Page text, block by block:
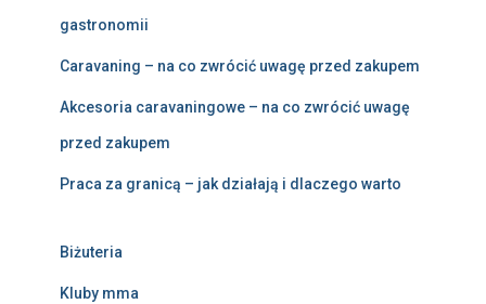
gastronomii
Caravaning – na co zwrócić uwagę przed zakupem
Akcesoria caravaningowe – na co zwrócić uwagę
przed zakupem
Praca za granicą – jak działają i dlaczego warto
Biżuteria
Kluby mma